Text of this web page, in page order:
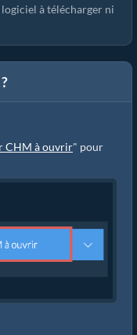
à télécharger ni
CHM à ouvrir" pour